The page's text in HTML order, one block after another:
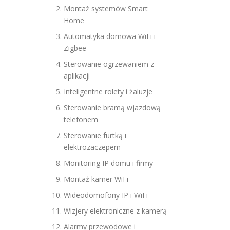
Montaż systemów Smart
Home
Automatyka domowa WiFi i
Zigbee
Sterowanie ogrzewaniem z
aplikacji
Inteligentne rolety i żaluzje
Sterowanie bramą wjazdową
telefonem
Sterowanie furtką i
elektrozaczepem
Monitoring IP domu i firmy
Montaż kamer WiFi
Wideodomofony IP i WiFi
Wizjery elektroniczne z kamerą
Alarmy przewodowe i